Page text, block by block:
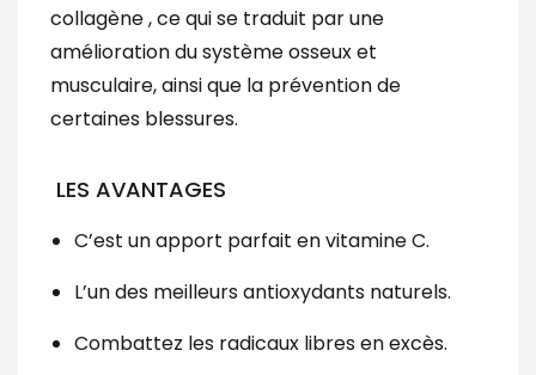
collagène , ce qui se traduit par une
amélioration du système osseux et
musculaire, ainsi que la prévention de
certaines blessures.
LES AVANTAGES
C’est un apport parfait en vitamine C.
L’un des meilleurs antioxydants naturels.
Combattez les radicaux libres en excès.